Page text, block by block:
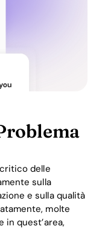
delle
sulla
e sulla qualità
molte
quest’area,